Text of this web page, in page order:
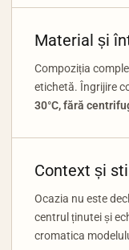
Material și
Compoziția
etichetă. Îngrijire
30°C, fără
Context și
Ocazia nu este
centrul ținutei și
cromatica